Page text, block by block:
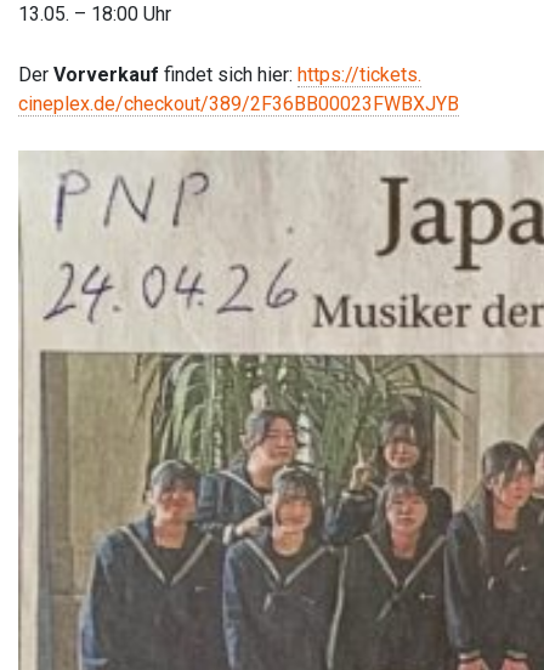
13.05. – 18:00 Uhr
Der Vorverkauf findet sich hier: https://tickets.
cineplex.de/checkout/389/2F36BB00023FWBXJYB